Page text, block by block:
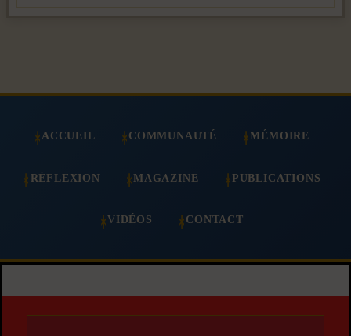
ACCUEIL COMMUNAUTÉ MÉMOIRE
RÉFLEXION MAGAZINE PUBLICATIONS
VIDÉOS CONTACT